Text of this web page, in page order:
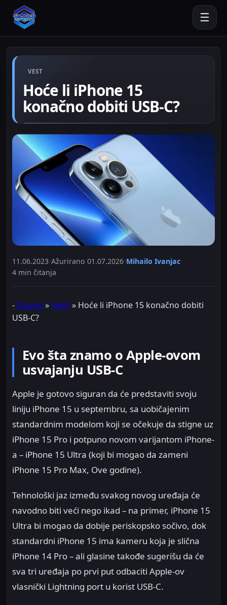
☰
VEST
Hoće li iPhone 15
konačno dobiti USB-C?
11.06.2023 Ažurirano 01.07.2026 Mihailo Ivanjac
4 min čitanja
- Glavna »Vesti » Hoće li iPhone 15 konačno dobiti
USB-C?
Evo šta znamo o Apple-ovom
usvajanju USB-C
Apple je gotovo siguran da će predstaviti svoju
liniju iPhone 15 u septembru, sa uobičajenim
standardnim modelom koji se očekuje da stigne uz
iPhone 15 Pro i potpuno novom varijantom iPhone-
a – iPhone 15 Ultra (koji bi mogao da zameni
iPhone 15 Pro Max, Ove godine).
Tehnološki jaz između svakog novog uređaja će
navodno biti veći nego ikad – na primer, iPhone 15
Ultra bi mogao da dobije periskopsko sočivo, dok
standardni iPhone 15 ima kameru koja je slična
iPhone 14 Pro – ali glasine takođe sugerišu da će
sva tri uređaja po prvi put odbaciti Apple-ov
vlasnički Lightning port u korist USB-C.